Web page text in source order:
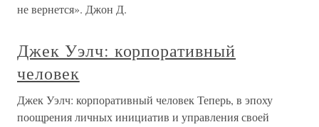
не вернется». Джон Д.
Джек Уэлч: корпоративный
человек
Джек Уэлч: корпоративный человек Теперь, в эпоху
поощрения личных инициатив и управления своей